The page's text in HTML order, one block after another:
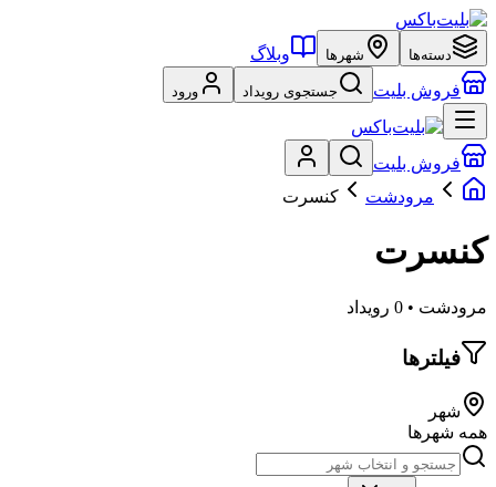
دسته‌ها شهرها
وبلاگ
فروش بلیت
جستجوی رویداد ورود
فروش بلیت
مرودشت
کنسرت
کنسرت
مرودشت • 0 رویداد
فیلترها
شهر
همه شهرها